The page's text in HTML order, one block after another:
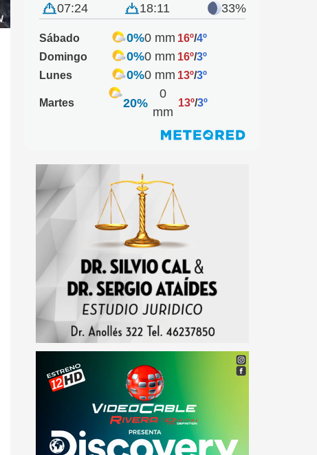
07:24 18:11 33%
Sábado 0%0 mm 16º/4º
Domingo
0%0 mm 16º/3º
Lunes
0%0 mm 13º/3º
Martes 20%
0
mm
13º/3º